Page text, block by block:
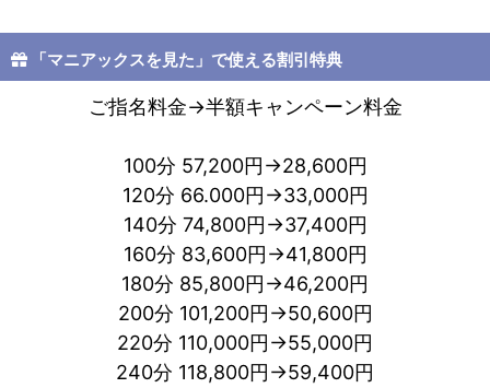
「マニアックスを見た」で使える割引特典
ご指名料金→半額キャンペーン料金
100分 57,200円→28,600円
120分 66.000円→33,000円
140分 74,800円→37,400円
160分 83,600円→41,800円
180分 85,800円→46,200円
200分 101,200円→50,600円
220分 110,000円→55,000円
240分 118,800円→59,400円